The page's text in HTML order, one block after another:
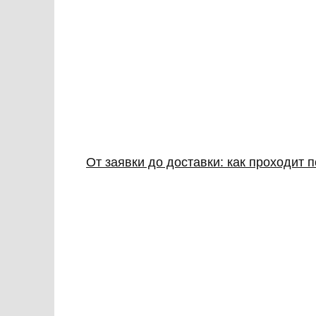
От заявки до доставки: как проходит